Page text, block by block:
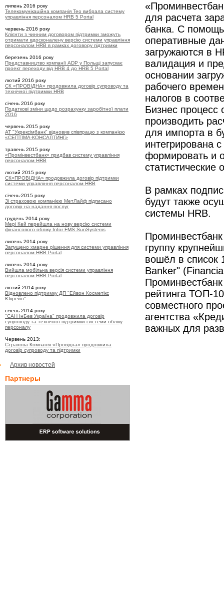
липень 2016 року
Телекомунікаційна компанія Teo вибрала систему
управління персоналом HRB 5 Portal
червень 2016 року
Клієнти з чинним договором підтримки зможуть
отримати вдосконалену версію системи управління
персоналом HRB в рамках договору підтримки
березень 2016 року
Представництво компанії ADP у Польщі запускає
проект переходу від HRB 4 до HRB 5 Portal
лютий 2016 року
СК «ПРОВІДНА» продовжила договір супроводу та
технічної підтримки HRB
січень 2016 року
Податкові зміни щодо розрахунку заробітної плати
2016
червень 2015 року
АТ "Укрексімбанк" відновив співпрацю з компанією
«СЕПТІМА-КОНСАЛТИНГ»
травень 2015 року
«Промінвестбанк» придбав систему управління
персоналом HRB
лютий 2015 року
СК«ПРОВІДНА» продовжила договір підтримки
системи управління персоналом HRB
січень-2015 року
Зі страховою компанією МетЛайф підписано
договір на надання послуг
грудень 2014 року
Мері Кей перейшла на нову версію системи
фінансового обліку Infor FMS SunSystems
липень 2014 року
Запущено хмарне рішення для системи управління
персоналом HRB Portal
липень 2014 року
Вийшла мобільна версія системи управління
персоналом HRB Portal
лютий 2014 року
Відновлено підтримку ДП "Ейвон Косметікс
Юкрейн"
січень 2014 року
"САН ІнБев Україна" продовжила договір
супроводу та технічної підтримки системи обліку
персоналу
Червень 2013:
Страхова Компанія «Провідна» продовжила
договір супроводу та підтримки
Архив новостей
Партнеры
для расчета
банка. С
оперативные
загружаются в
валидация и
основании
рабочего
налогов в
Бизнес процесс
производить
для импорта в
интегрирована
формировать и
статистические
В рамках
будут также
системы HRB.
группу
вошёл в список
Banker"
рейтинга ТОП-
совместного
агентства
важных для